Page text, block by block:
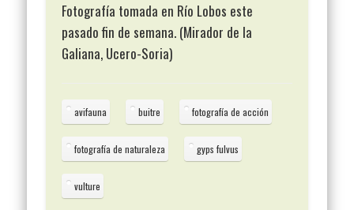
Fotografía tomada en Río Lobos este
pasado fin de semana. (Mirador de la
Galiana, Ucero-Soria)
avifauna buitre fotografía de acción
fotografía de naturaleza gyps fulvus
vulture